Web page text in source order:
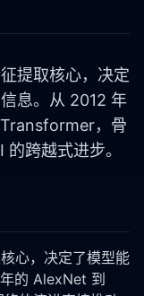
提取核心，决定
息。从 2012 年
，骨
跨越式进步。
心，决定了模型能
的 AlexNet 到